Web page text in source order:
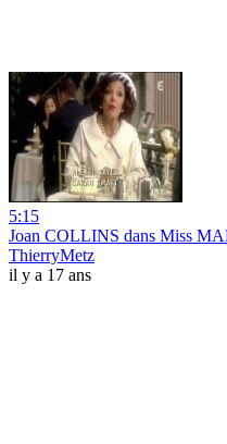
5:15
Joan COLLINS dans Miss
ThierryMetz
il y a 17 ans